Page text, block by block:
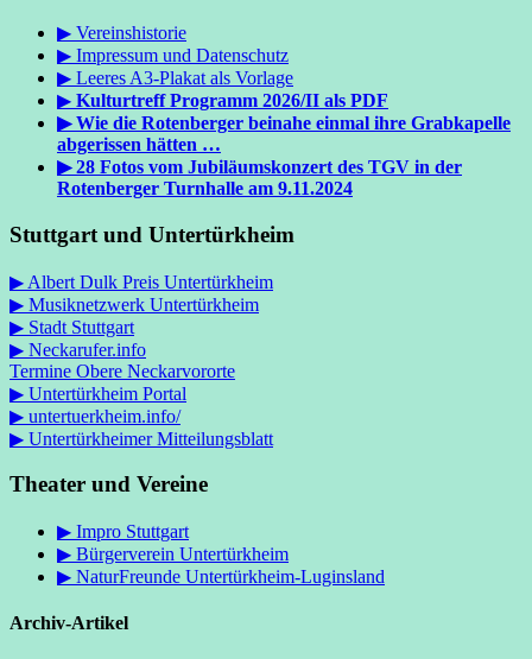
▶ Vereinshistorie
▶ Impressum und Datenschutz
▶ Leeres A3-Plakat als Vorlage
▶ Kulturtreff Programm 2026/II als PDF
▶ Wie die Rotenberger beinahe einmal ihre Grabkapelle
abgerissen hätten …
▶ 28 Fotos vom Jubiläumskonzert des TGV in der
Rotenberger Turnhalle am 9.11.2024
Stuttgart und Untertürkheim
▶ Albert Dulk Preis Untertürkheim
▶ Musiknetzwerk Untertürkheim
▶ Stadt Stuttgart
▶ Neckarufer.info
Termine Obere Neckarvororte
▶ Untertürkheim Portal
▶ untertuerkheim.info/
▶ Untertürkheimer Mitteilungsblatt
Theater und Vereine
▶ Impro Stuttgart
▶ Bürgerverein Untertürkheim
▶ NaturFreunde Untertürkheim-Luginsland
Archiv-Artikel